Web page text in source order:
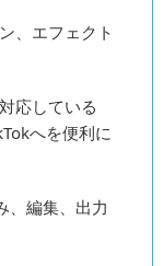
、エフェクト
応している
へを便利に
、編集、出力